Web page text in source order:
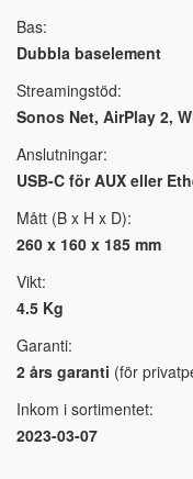
Bas:
Dubbla baselement
Streamingstöd:
Sonos Net, AirPlay 2,
Anslutningar:
USB-C för AUX eller
Mått (B x H x D):
260 x 160 x 185 mm
Vikt:
4.5 Kg
Garanti:
2 års garanti (för
Inkom i sortimentet:
2023-03-07